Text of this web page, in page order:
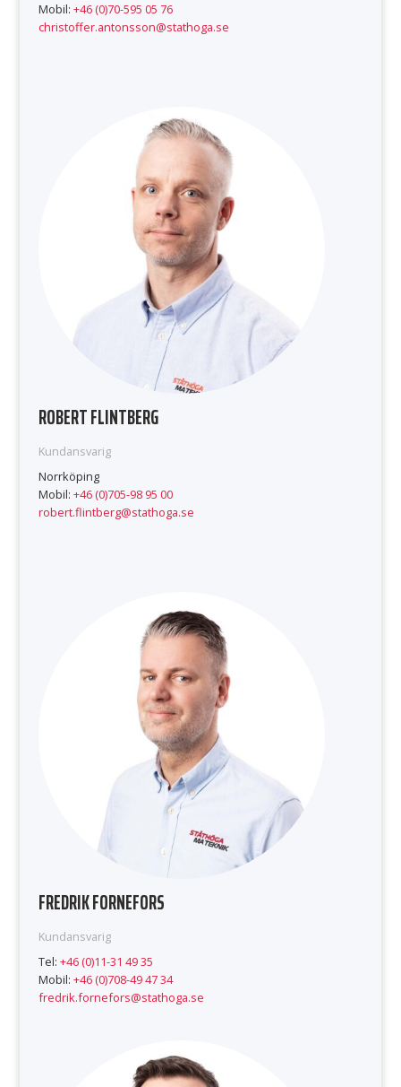
Mobil: +46 (0)70-595 05 76
christoffer.antonsson@stathoga.se
ROBERT FLINTBERG
Kundansvarig
Norrköping
Mobil: +46 (0)705-98 95 00
robert.flintberg@stathoga.se
FREDRIK FORNEFORS
Kundansvarig
Tel: +46 (0)11-31 49 35
Mobil: +46 (0)708-49 47 34
fredrik.fornefors@stathoga.se